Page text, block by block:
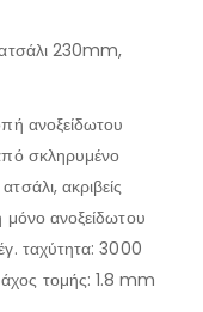
230mm,
ανοξείδωτου
σκληρυμένο
ακριβείς
μόνο ανοξείδωτου
ταχύτητα: 3000
τομής: 1.8 mm